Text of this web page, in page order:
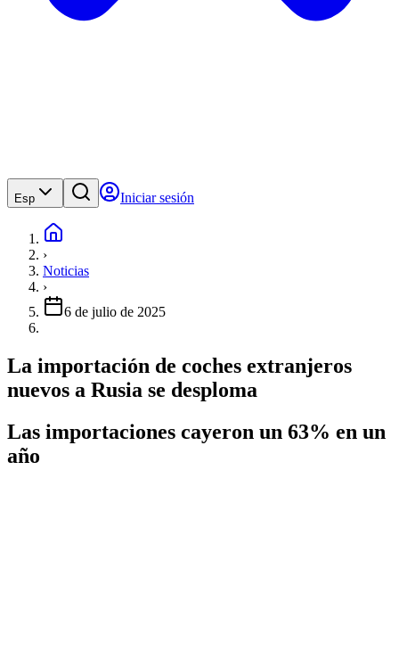
Esp Iniciar sesión
›
Noticias
›
6 de julio de 2025
La importación de coches extranjeros
nuevos a Rusia se desploma
Las importaciones cayeron un 63% en un
año